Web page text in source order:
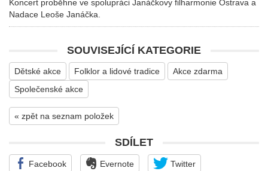
Koncert proběhne ve spolupráci Janáčkovy filharmonie Ostrava a
Nadace Leoše Janáčka.
SOUVISEJÍCÍ KATEGORIE
Dětské akce Folklor a lidové tradice
Akce zdarma
Společenské akce
« zpět na seznam položek
SDÍLET
Facebook Evernote Twitter